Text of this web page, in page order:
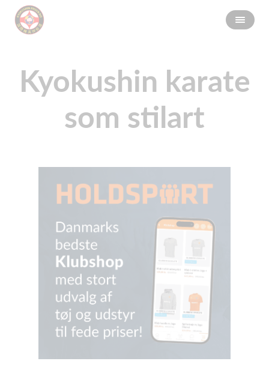
Kyokushin karate
som stilart